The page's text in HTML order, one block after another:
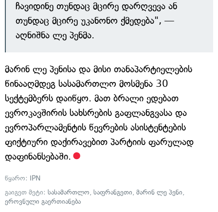
ჩავიდინე თუნდაც მცირე დარღვევა ან
თუნდაც მცირე უკანონო ქმედება", —
აღნიშნა ლე პენმა.
მარინ ლე პენისა და მისი თანაპარტიელების
წინააღმდეგ სასამართლო მოსმენა 30
სექტემბერს დაიწყო. მათ ბრალი ედებათ
ევროკავშირის სახსრების გაფლანგვასა და
ევროპარლამენტის წევრების ასისტენტების
ფიქტიური დაქირავებით პარტიის ფარულად
დაფინანსებაში.
წყარო: IPN
გაიგეთ მეტი: სასამართლო, საფრანგეთი, მარინ ლე პენი,
ეროვნული გაერთიანება